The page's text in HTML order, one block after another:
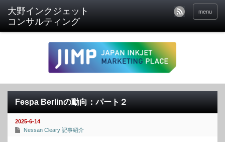
menu
Fespa Berlinの動向：パート２
2025-6-14
Nessan Cleary 記事紹介